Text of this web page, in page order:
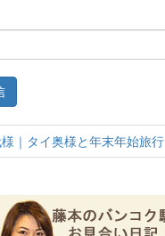
｜タイ奥様と年末年始旅行